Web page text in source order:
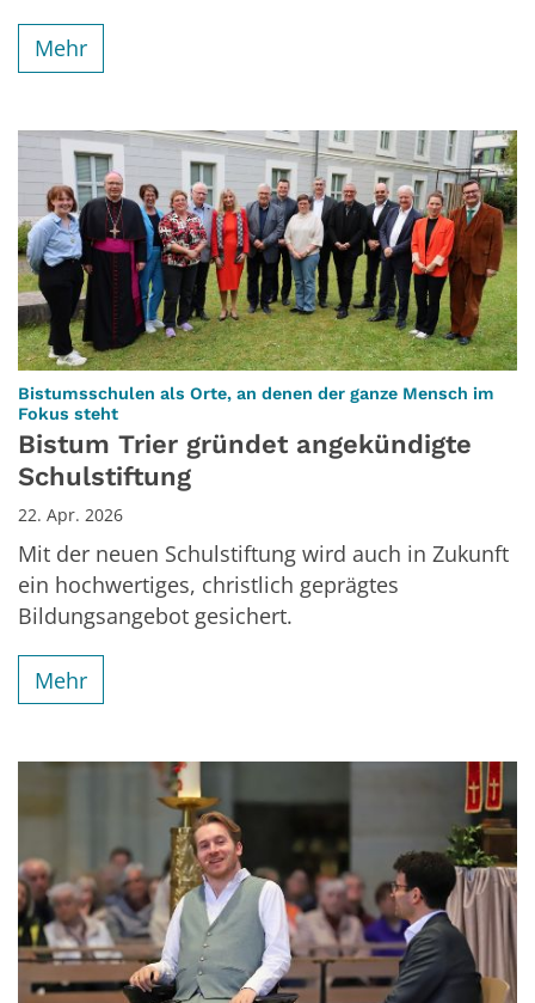
Mehr
Bistumsschulen als Orte, an denen der ganze Mensch im
Fokus steht:
Bistum Trier gründet angekündigte
Schulstiftung
22. Apr. 2026
Mit der neuen Schulstiftung wird auch in Zukunft
ein hochwertiges, christlich geprägtes
Bildungsangebot gesichert.
Mehr